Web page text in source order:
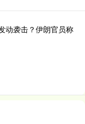
动袭击？伊朗官员称